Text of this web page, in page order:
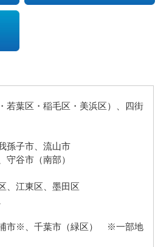
若葉区・稲毛区・美浜区）、四街
孫子市、流山市
谷市（南部）
、江東区、墨田区
市※、千葉市（緑区） ※一部地